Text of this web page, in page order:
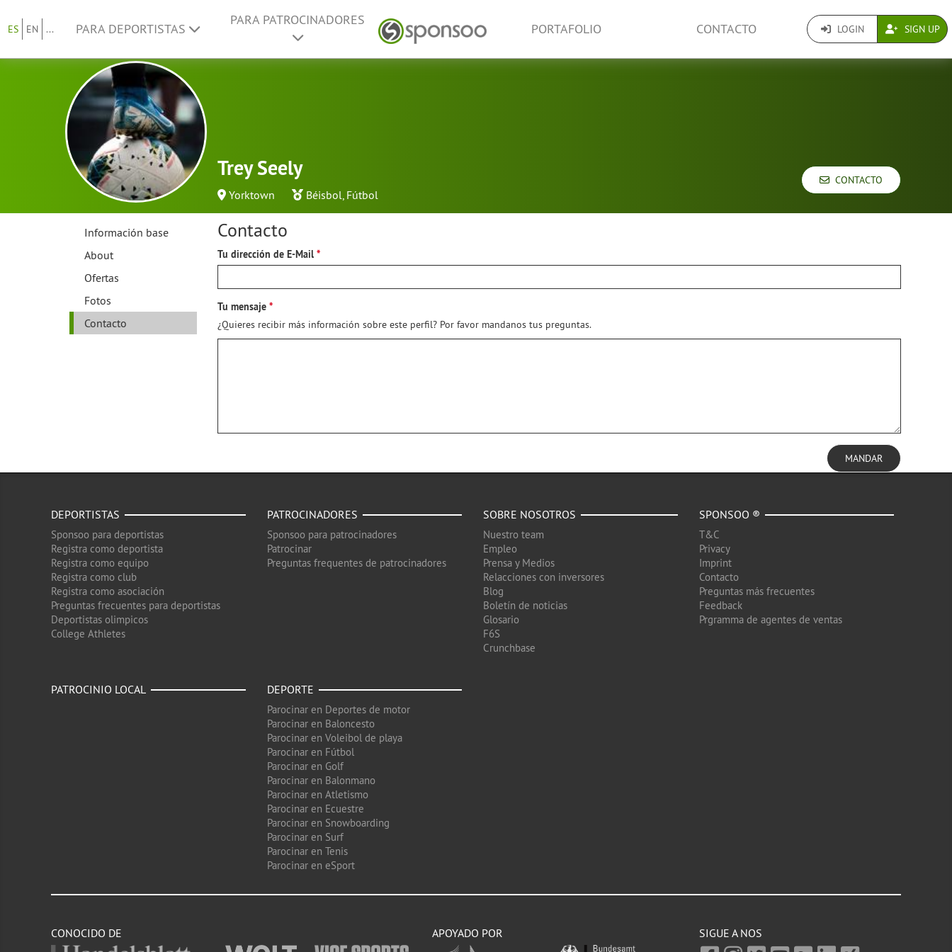
ES EN ... PARA DEPORTISTAS
PARA PATROCINADORES
PORTAFOLIO CONTACTO LOGIN SIGN UP
Trey Seely
Yorktown Béisbol, Fútbol
CONTACTO
Información base
About
Ofertas
Fotos
Contacto
Contacto
Tu dirección de E-Mail
Tu mensaje
¿Quieres recibir más información sobre este perfil? Por favor mandanos tus preguntas.
MANDAR
DEPORTISTAS
Sponsoo para deportistas
Registra como deportista
Registra como equipo
Registra como club
Registra como asociación
Preguntas frecuentes para deportistas
Deportistas olimpicos
College Athletes
PATROCINADORES
Sponsoo para patrocinadores
Patrocinar
Preguntas frequentes de patrocinadores
SOBRE NOSOTROS
Nuestro team
Empleo
Prensa y Medios
Relacciones con inversores
Blog
Boletín de noticias
Glosario
F6S
Crunchbase
SPONSOO ®
T&C
Privacy
Imprint
Contacto
Preguntas más frecuentes
Feedback
Prgramma de agentes de ventas
PATROCINIO LOCAL DEPORTE
Parocinar en Deportes de motor
Parocinar en Baloncesto
Parocinar en Voleibol de playa
Parocinar en Fútbol
Parocinar en Golf
Parocinar en Balonmano
Parocinar en Atletismo
Parocinar en Ecuestre
Parocinar en Snowboarding
Parocinar en Surf
Parocinar en Tenis
Parocinar en eSport
CONOCIDO DE APOYADO POR SIGUE A NOS